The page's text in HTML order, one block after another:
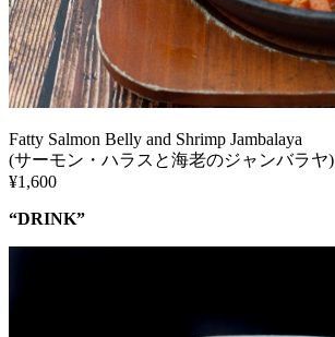
Fatty Salmon Belly and Shrimp Jambalaya
(サーモン・ハラスと海老のジャンバラヤ)
¥1,600
“DRINK”